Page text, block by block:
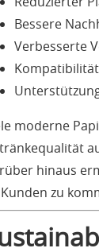
Bessere
Verbesserte
moderne
hinaus
zu